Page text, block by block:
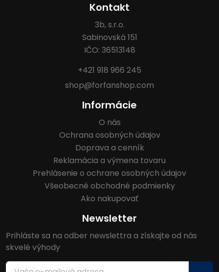
Kontakt
3b, s.r.o.
Sabinovská 151
IČO: 36513148
+421 918 966 245
shop@forfanshop.com
Informácie
O nás
Ochrana osobných údajov
Doprava a cenník
Reklamácia a výmena tovaru
Prehlásenie o ochrane osobných údajov
Všeobecné obchodné podmienky
Ako nakupovať
Newsletter
Prihláste sa na odber newslettra a získajte od nás
skvelé výhody